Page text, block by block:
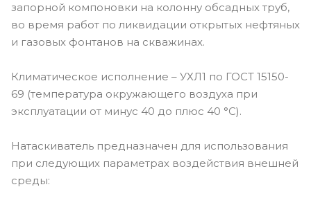
запорной компоновки на колонну обсадных труб,
во время работ по ликвидации открытых нефтяных
и газовых фонтанов на скважинах.
Климатическое исполнение – УХЛ1 по ГОСТ 15150-
69 (температура окружающего воздуха при
эксплуатации от минус 40 до плюс 40 °С).
Натаскиватель предназначен для использования
при следующих параметрах воздействия внешней
среды: